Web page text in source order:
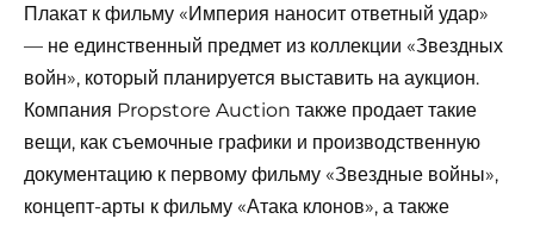
Плакат к фильму «Империя наносит ответный удар»
— не единственный предмет из коллекции «Звездных
войн», который планируется выставить на аукцион.
Компания Propstore Auction также продает такие
вещи, как съемочные графики и производственную
документацию к первому фильму «Звездные войны»,
концепт-арты к фильму «Атака клонов», а также